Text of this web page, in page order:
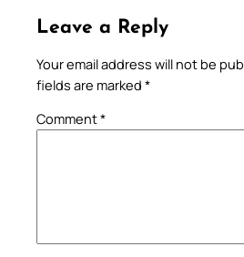
Leave a Reply
Your email address will not be
fields are marked *
Comment*